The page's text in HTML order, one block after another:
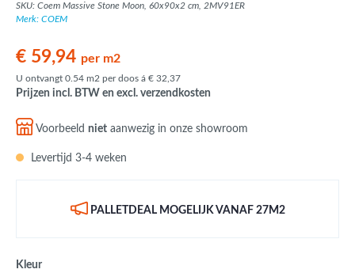
SKU: Coem Massive Stone Moon, 60x90x2 cm, 2MV91ER
Merk: COEM
€ 59,94 per m2
U ontvangt 0.54 m2 per doos á € 32,37
Prijzen incl. BTW en excl. verzendkosten
Voorbeeld niet aanwezig in onze showroom
Levertijd 3-4 weken
PALLETDEAL MOGELIJK VANAF 27M2
Kleur